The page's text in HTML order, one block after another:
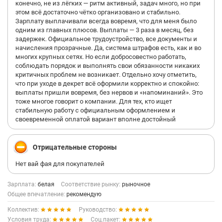
конечно, не из лёгких — ритм активный, задач много, но при
этом всё достаточно чётко организовано и стабильно.
Зарплату выплачивали всегда вовремя, что для меня было
одним из главных плюсов. Выплаты — 3 раза в месяц, без
задержек. Официальное трудоустройство, все документы и
начисления прозрачные. Да, система штрафов есть, как и во
многих крупных сетях. Но если добросовестно работать,
соблюдать порядок и выполнять свои обязанности никаких
критичных проблем не возникает. Отдельно хочу отметить,
что при уходе в декрет всё оформили корректно и спокойно:
выплаты пришли вовремя, без нервов и «напоминаний». Это
тоже многое говорит о компании. Для тех, кто ищет
стабильную работу с официальным оформлением и
своевременной оплатой вариант вполне достойный
Отрицательные стороны
Нет вай фая для покупателей
Зарплата: белая Соответствие рынку: рыночное
Общее впечатление: рекомендую
Коллектив:
Руководство:
Условия труда:
Соц.пакет: